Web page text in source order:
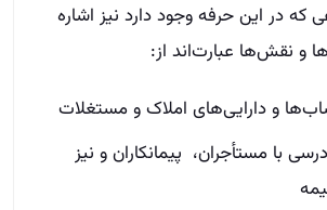
در این حرفه وجود دارد نیز اشاره
و نقش‌ها عبارت‌اند از:
و دارایی‌های املاک و مستغلات
با مستأجران، ‌ پیمانکاران و نیز